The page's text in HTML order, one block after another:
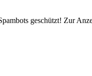
geschützt! Zur